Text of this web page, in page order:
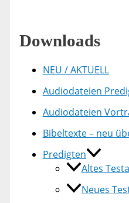
Downloads
NEU / AKTUELL
Audiodateien
Audiodateien
Bibeltexte – neu
Predigten
Altes
Neues